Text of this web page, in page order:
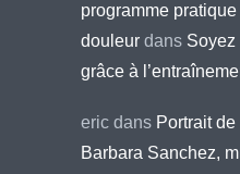
programme
douleur dans
grâce à
eric dans Portrait
Barbara Sanchez,